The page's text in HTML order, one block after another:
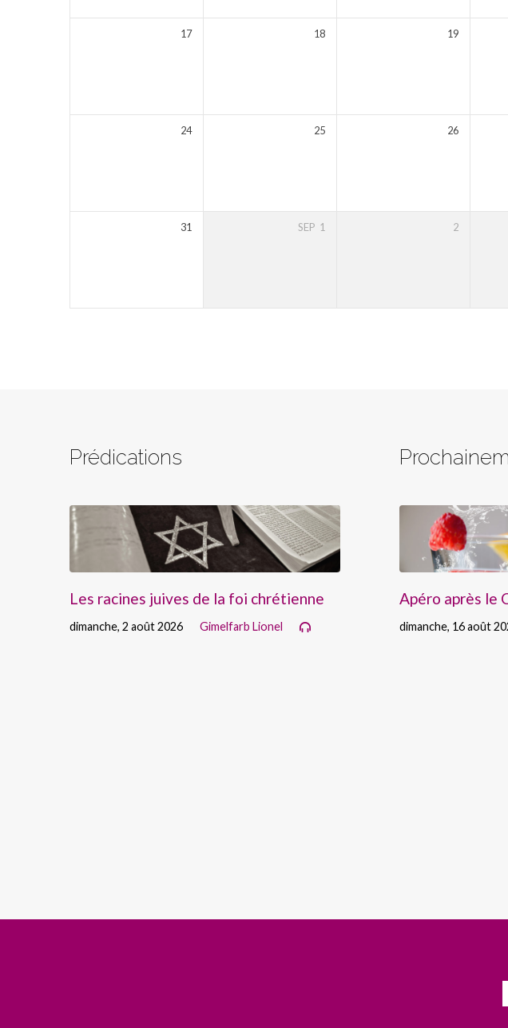
17 18 19
24 25 26
31 SEP 1 2
Prédications
Les racines juives de la foi chrétienne
dimanche, 2 août 2026 Gimelfarb Lionel
Apéro après le
dimanche, 16 août